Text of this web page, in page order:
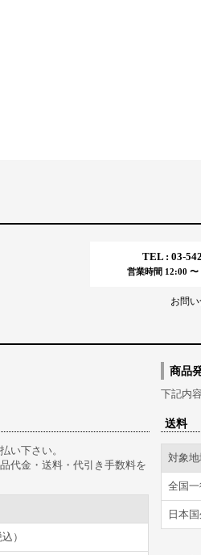
TEL : 03-
営業時間 12:00
お問い
い下さい。
代金・送料・代引き手数料を
）
商品
下記内
送料
対象
全国
日本